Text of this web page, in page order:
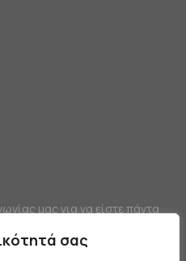
σας
μας για να είστε πάντα